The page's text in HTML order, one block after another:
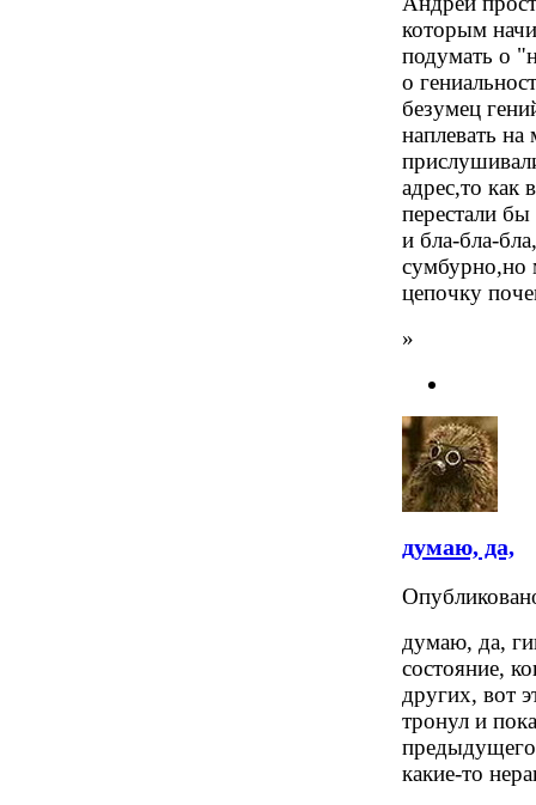
которым
подумать о
о
безумец
наплевать
адрес,то как
перестали
и бла-бла-
сумбурно,но
цепочку
»
думаю, да,
думаю, да,
состояние,
других, вот
тронул и
какие-то